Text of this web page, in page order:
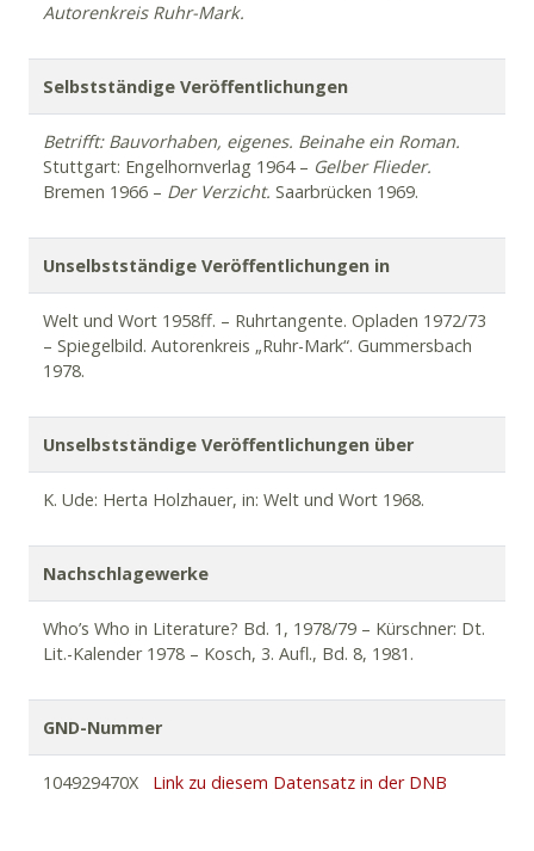
Autorenkreis Ruhr-Mark.
Selbstständige Veröffentlichungen
Betrifft: Bauvorhaben, eigenes. Beinahe ein Roman.
Stuttgart: Engelhornverlag 1964 – Gelber Flieder.
Bremen 1966 – Der Verzicht. Saarbrücken 1969.
Unselbstständige Veröffentlichungen in
Welt und Wort 1958ff. – Ruhrtangente. Opladen 1972/73
– Spiegelbild. Autorenkreis „Ruhr-Mark“. Gummersbach
1978.
Unselbstständige Veröffentlichungen über
K. Ude: Herta Holzhauer, in: Welt und Wort 1968.
Nachschlagewerke
Who’s Who in Literature? Bd. 1, 1978/79 – Kürschner: Dt.
Lit.-Kalender 1978 – Kosch, 3. Aufl., Bd. 8, 1981.
GND-Nummer
104929470X Link zu diesem Datensatz in der DNB